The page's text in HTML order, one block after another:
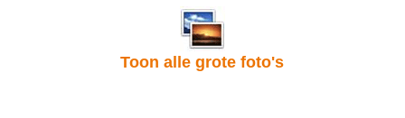
Toon alle grote foto's